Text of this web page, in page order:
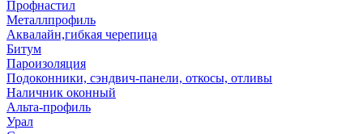
Профнастил
Металлпрофиль
Аквалайн,гибкая черепица
Битум
Пароизоляция
Подоконники, сэндвич-панели, откосы, отливы
Наличник оконный
Альта-профиль
Урал